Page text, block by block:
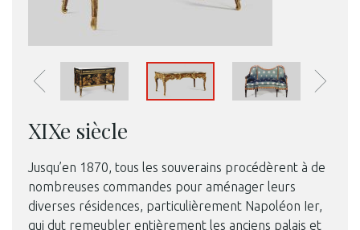
Le bivouac de Napoléon Ier. Photo © Mobilier national
XIXe siècle
Jusqu’en 1870, tous les souverains procédèrent à de
nombreuses commandes pour aménager leurs
diverses résidences, particulièrement Napoléon Ier,
qui dut remeubler entièrement les anciens palais et